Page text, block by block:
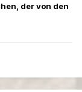
der von den